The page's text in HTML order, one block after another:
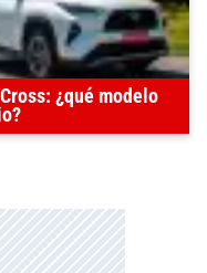
¿qué modelo